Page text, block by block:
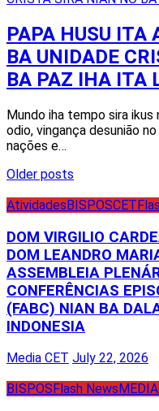
PAPA HUSU ITA
BA UNIDADE
BA PAZ IHA ITA
Mundo iha tempo sira
odio, vingança desunião
nações e…
Posts
navigation
Older posts
AtividadesBISPOSCET
DOM VIRGILIO
DOM LEANDRO
ASSEMBLEIA
CONFERÊNCIAS
(FABC) NIAN BA
INDONESIA
Media CET July 22, 2026
BISPOS Flash News